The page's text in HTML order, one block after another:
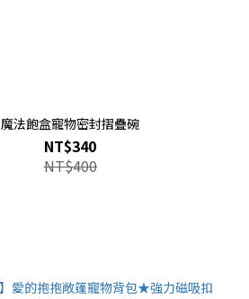
魔法飽盒寵物密封摺疊碗
NT$340
NT$400